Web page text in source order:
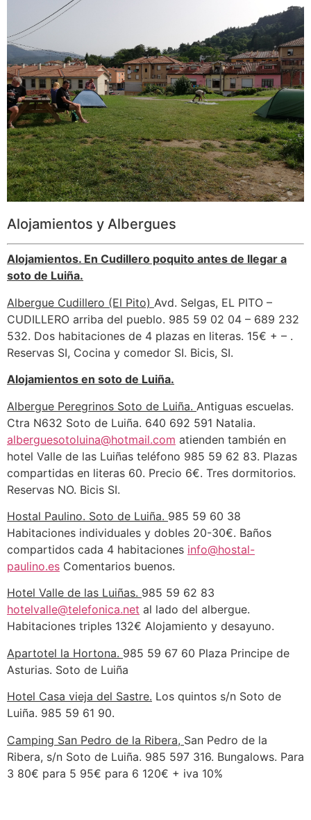
Alojamientos y Albergues
Alojamientos. En Cudillero poquito antes de llegar a
soto de Luiña.
Albergue Cudillero (El Pito) Avd. Selgas, EL PITO –
CUDILLERO arriba del pueblo. 985 59 02 04 – 689 232
532. Dos habitaciones de 4 plazas en literas. 15€ + – .
Reservas SI, Cocina y comedor SI. Bicis, SI.
Alojamientos en soto de Luiña.
Albergue Peregrinos Soto de Luiña. Antiguas escuelas.
Ctra N632 Soto de Luiña. 640 692 591 Natalia.
alberguesotoluina@hotmail.com atienden también en
hotel Valle de las Luiñas teléfono 985 59 62 83. Plazas
compartidas en literas 60. Precio 6€. Tres dormitorios.
Reservas NO. Bicis SI.
Hostal Paulino. Soto de Luiña. 985 59 60 38
Habitaciones individuales y dobles 20-30€. Baños
compartidos cada 4 habitaciones info@hostal-
paulino.es Comentarios buenos.
Hotel Valle de las Luiñas. 985 59 62 83
hotelvalle@telefonica.net al lado del albergue.
Habitaciones triples 132€ Alojamiento y desayuno.
Apartotel la Hortona. 985 59 67 60 Plaza Principe de
Asturias. Soto de Luiña
Hotel Casa vieja del Sastre. Los quintos s/n Soto de
Luiña. 985 59 61 90.
Camping San Pedro de la Ribera, San Pedro de la
Ribera, s/n Soto de Luiña. 985 597 316. Bungalows. Para
3 80€ para 5 95€ para 6 120€ + iva 10%